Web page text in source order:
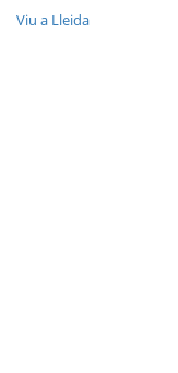
Viu a Lleida